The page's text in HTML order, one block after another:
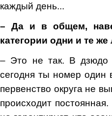
каждый день...
– Да и в общем,
категории одни и те
– Это не так. В дзюдо
сегодня ты номер один
первенство округа не
происходит